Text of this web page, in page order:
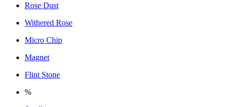
Rose Dust
Withered Rose
Micro Chip
Magnet
Flint Stone
%